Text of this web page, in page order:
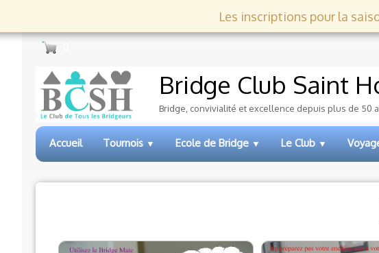
Les inscriptions pour la
Bridge Club Saint
Bridge, convivialité et excellence depuis plus de 50
Accueil Tournois ▼ Ecole de Bridge ▼ Le Club ▼